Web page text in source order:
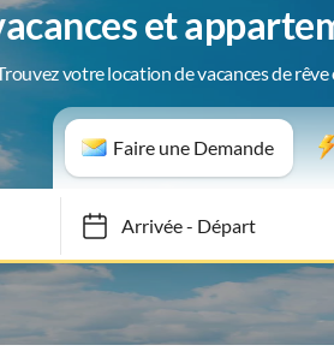
et
votre location de vacances de
Faire une Demande
Arrivée-Départ